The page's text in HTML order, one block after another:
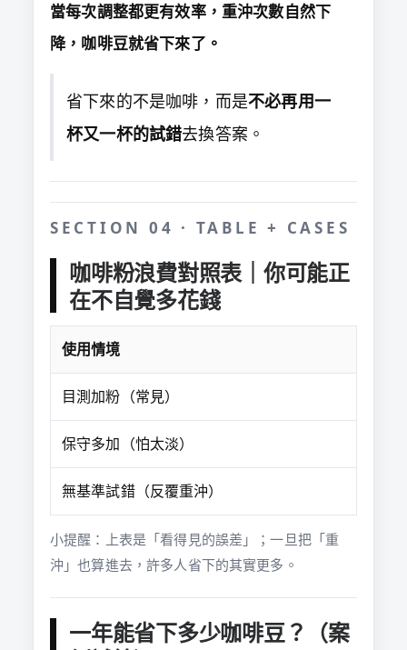
當每次調整都更有效率，重沖次數自然下
降，咖啡豆就省下來了。
省下來的不是咖啡，而是不必再用一
杯又一杯的試錯去換答案。
SECTION 04 · TABLE + CASES
咖啡粉浪費對照表｜你可能正
在不自覺多花錢
使用情境
目測加粉（常見）
保守多加（怕太淡）
無基準試錯（反覆重沖）
小提醒：上表是「看得見的誤差」；一旦把「重
沖」也算進去，許多人省下的其實更多。
一年能省下多少咖啡豆？（案